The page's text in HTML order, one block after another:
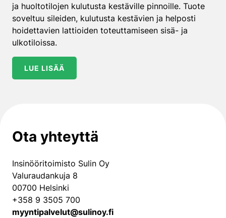
ja huoltotilojen kulutusta kestäville pinnoille. Tuote
soveltuu sileiden, kulutusta kestävien ja helposti
hoidettavien lattioiden toteuttamiseen sisä- ja
ulkotiloissa.
LUE LISÄÄ
Ota yhteyttä
Insinööritoimisto Sulin Oy
Valuraudankuja 8
00700 Helsinki
+358 9 3505 700
myyntipalvelut@sulinoy.fi